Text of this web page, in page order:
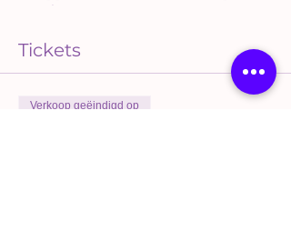
voor jou.
Door ons open te stellen voor elkaar
onstaan er allerlei nieuwe verbindingen
Join us!
Tickets
Verkoop geëindigd op